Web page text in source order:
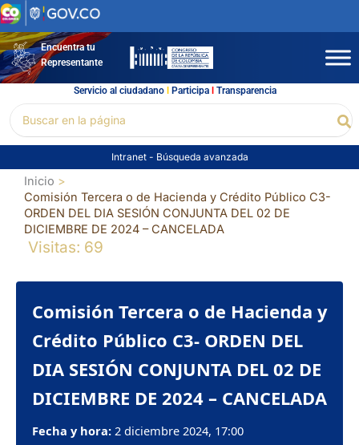
Ir
al
contenidoEncuentra tu
Representante
Servicio al ciudadano l Participal Transparencia
por:
Intranet - Búsqueda avanzada
Inicio
Comisión Tercera o de Hacienda y Crédito Público C3-
ORDEN DEL DIA SESIÓN CONJUNTA DEL 02 DE
DICIEMBRE DE 2024 – CANCELADA
Visitas: 69
Comisión Tercera o de Hacienda y
Crédito Público C3- ORDEN DEL
DIA SESIÓN CONJUNTA DEL 02 DE
DICIEMBRE DE 2024 – CANCELADA
Fecha y hora: 2 diciembre 2024, 17:00